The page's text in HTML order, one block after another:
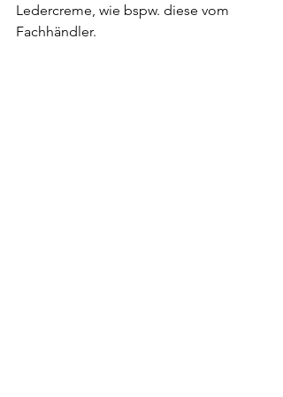
Ledercreme, wie bspw. diese vom
Fachhändler.